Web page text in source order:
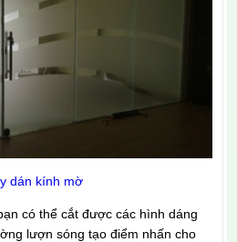
dán kính mờ
có thể cắt được các hình dáng
lượn sóng tạo điểm nhấn cho